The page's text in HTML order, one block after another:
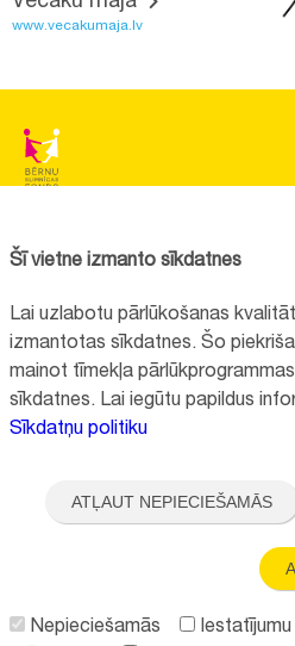
www.vecakumaja.lv
Reģistrācijas nr.:40008057120
+371 67064475
Visi kontakti
"Aktīvo iedzīvotāju fonds" finansētā
ilgtspējīgas attīstības veicināšana
"
Šī vietne izmanto sīkdatnes
Lai uzlabotu pārlūkošanas
izmantotas sīkdatnes. Šo
mainot tīmekļa
sīkdatnes. Lai iegūtu papildus
Sīkdatņu politiku
ATĻAUT NEPIECIEŠAMĀS
Nepieciešamās Iestatījumu